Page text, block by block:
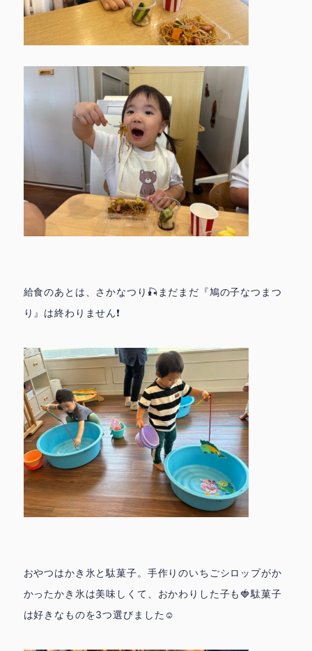
給食のあとは、さかなつり🎣まだまだ『鳩の子なつまつ
り』は終わりません❗️
おやつはかき氷と駄菓子。手作りのいちごシロップがか
かったかき氷は美味しくて、おかわりした子も🍓駄菓子
は好きなものを3つ選びました☺️